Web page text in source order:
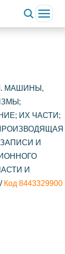
МАШИНЫ,
ИХ ЧАСТИ;
И
И
/ Код 8443329900